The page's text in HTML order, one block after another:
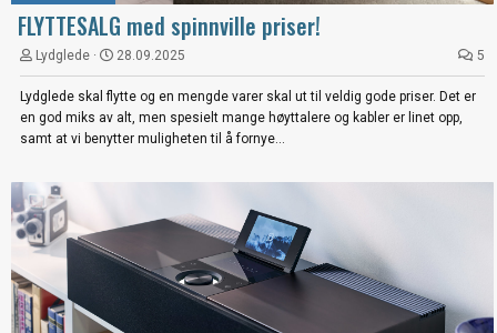
FLYTTESALG med spinnville priser!
Lydglede 28.09.2025 5
Lydglede skal flytte og en mengde varer skal ut til veldig gode priser. Det er
en god miks av alt, men spesielt mange høyttalere og kabler er linet opp,
samt at vi benytter muligheten til å fornye...